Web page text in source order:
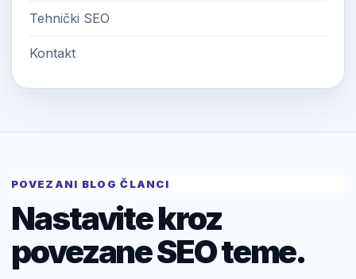
Tehnički SEO
Kontakt
POVEZANI BLOG ČLANCI
Nastavite kroz
povezane SEO teme.